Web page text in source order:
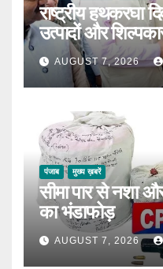
राष्ट्रीय हथकरघा
उत्पादों और
AUGUST 7, 2026
पंजाब मुख्य ख़बरें
सीमा पार से नशा
का भंडाफोड़
AUGUST 7, 2026